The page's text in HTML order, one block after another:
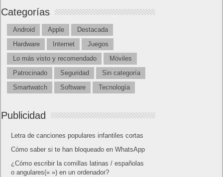
Categorías
Android Apple
Destacada
Hardware
Internet
Juegos
Lo más visto y recomendado
Móviles
Patrocinado
Seguridad
Sin categoría
Smartwatch
Software Tecnología
Publicidad
Letra de canciones populares infantiles cortas
Cómo saber si te han bloqueado en WhatsApp
¿Cómo escribir la comillas latinas / españolas
o angulares(« ») en un ordenador?